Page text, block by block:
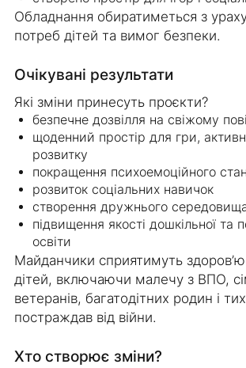
Обладнання обиратиметься з
потреб дітей та вимог безпеки.
Очікувані результати
Які зміни принесуть проєкти?
безпечне дозвілля на свіжому
щоденний простір для гри,
розвитку
покращення психоемоційного
розвиток соціальних навичок
створення дружнього
підвищення якості дошкільної та
освіти
Майданчики сприятимуть
дітей, включаючи малечу з ВПО,
ветеранів, багатодітних родин і
постраждав від війни.
Хто створює зміни?